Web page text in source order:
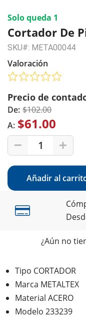
Solo queda 1
Cortador De
SKU#: META00044
Valoración
Precio de
De: $102.00
A: $61.00
1
Añadir al
¿Aún no
Tipo CORTADOR
Marca METALTEX
Material ACERO
Modelo 233239